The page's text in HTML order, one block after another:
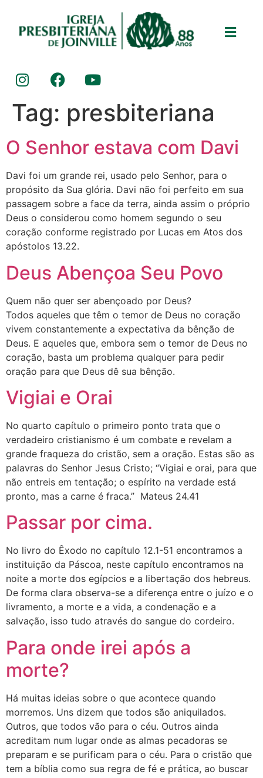
Tag: presbiteriana
O Senhor estava com Davi
Davi foi um grande rei, usado pelo Senhor, para o
propósito da Sua glória. Davi não foi perfeito em sua
passagem sobre a face da terra, ainda assim o próprio
Deus o considerou como homem segundo o seu
coração conforme registrado por Lucas em Atos dos
apóstolos 13.22.
Deus Abençoa Seu Povo
Quem não quer ser abençoado por Deus?
Todos aqueles que têm o temor de Deus no coração
vivem constantemente a expectativa da bênção de
Deus. E aqueles que, embora sem o temor de Deus no
coração, basta um problema qualquer para pedir
oração para que Deus dê sua bênção.
Vigiai e Orai
No quarto capítulo o primeiro ponto trata que o
verdadeiro cristianismo é um combate e revelam a
grande fraqueza do cristão, sem a oração. Estas são as
palavras do Senhor Jesus Cristo; “Vigiai e orai, para que
não entreis em tentação; o espírito na verdade está
pronto, mas a carne é fraca.” Mateus 24.41
Passar por cima.
No livro do Êxodo no capítulo 12.1-51 encontramos a
instituição da Páscoa, neste capítulo encontramos na
noite a morte dos egípcios e a libertação dos hebreus.
De forma clara observa-se a diferença entre o juízo e o
livramento, a morte e a vida, a condenação e a
salvação, isso tudo através do sangue do cordeiro.
Para onde irei após a
morte?
Há muitas ideias sobre o que acontece quando
morremos. Uns dizem que todos são aniquilados.
Outros, que todos vão para o céu. Outros ainda
acreditam num lugar onde as almas pecadoras se
preparam e se purificam para o céu. Para o cristão que
tem a bíblia como sua regra de fé e prática, ao buscar